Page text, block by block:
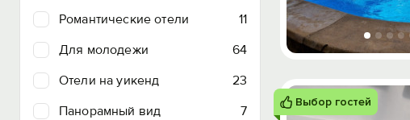
Романтические отели
11
Для молодежи
64
Отели на уикенд
23
Панорамный вид
7
Выбор гостей